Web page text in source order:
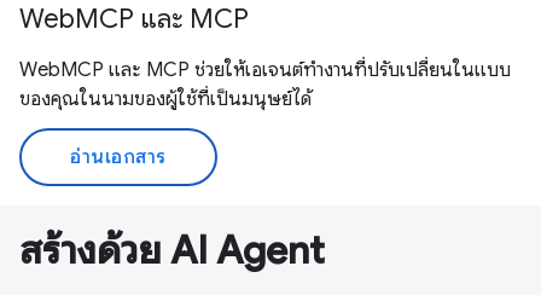
WebMCP และ MCP
WebMCP และ MCP ช่วยให้เอเจนต์ทำงานที่ปรับเปลี่ยนในแบบ
ของคุณในนามของผู้ใช้ที่เป็นมนุษย์ได้
อ่านเอกสาร
สร้างด้วย AI Agent